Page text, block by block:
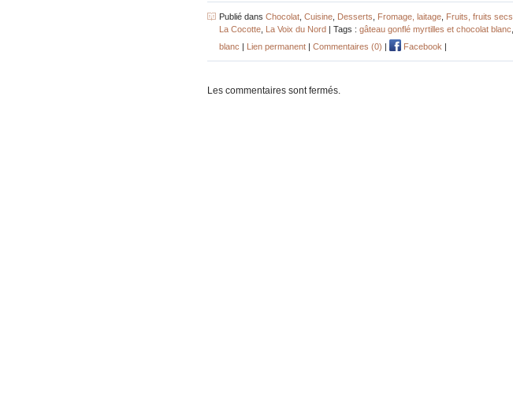
Publié dans Chocolat Cuisine Desserts Fromage, laitage Fruits, fruits secs
La Cocotte La Voix du Nord | Tags : gâteau gonflé myrtilles et chocolat blanc
blanc | Lien permanent | Commentaires (0) | Facebook |
Les commentaires sont fermés.